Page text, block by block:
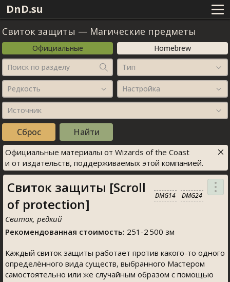
DnD.su
Свиток защиты — Магические предметы
Официальные
Homebrew
Поиск по разделу
Тип
Редкость Настройка
Источник
Официальные материалы от Wizards of the Coast
и от издательств, поддерживаемых этой компанией.
Свиток защиты [Scroll
of protection]
DMG14 DMG24
Свиток, редкий
Рекомендованная стоимость: 251-2 500 зм
Каждый свиток защиты работает против какого-то одного
определённого вида существ, выбранного Мастером
самостоятельно или же случайным образом с помощью